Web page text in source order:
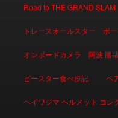
Road to THE GRAND
トレースオールスター ボ
オンボードカメラ 阿波 勝
ピースター食べ歩記 ペ
ヘイワジマ ヘルメット コレ